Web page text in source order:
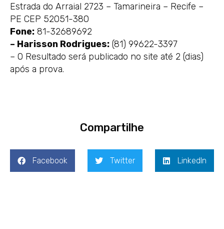
Estrada do Arraial 2723 – Tamarineira – Recife –
PE CEP 52051-380
Fone: 81-32689692
– Harisson Rodrigues: (81) 99622-3397
– O Resultado será publicado no site até 2 (dias)
após a prova.
Compartilhe
Facebook Twitter LinkedIn